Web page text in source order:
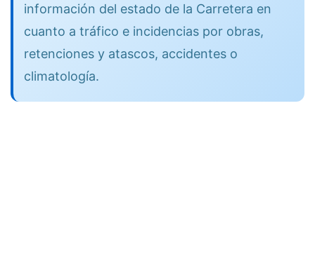
información del estado de la Carretera en
cuanto a tráfico e incidencias por obras,
retenciones y atascos, accidentes o
climatología.